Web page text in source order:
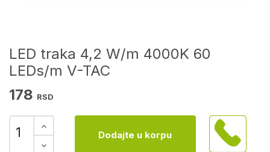
LED traka 4,2 W/m 4000K 60
LEDs/m V-TAC
178 RSD
Dodajte u korpu